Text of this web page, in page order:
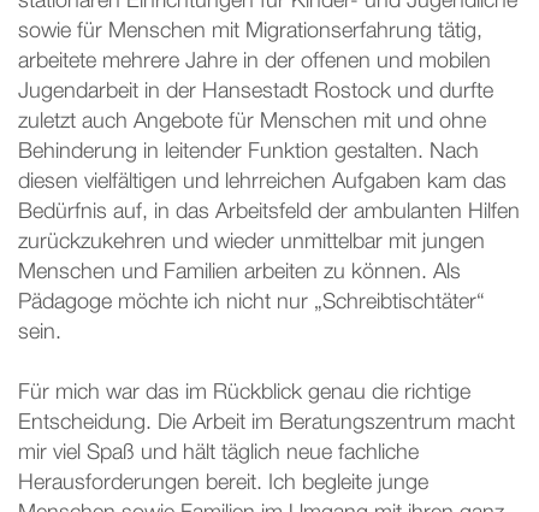
sowie für Menschen mit Migrationserfahrung tätig,
arbeitete mehrere Jahre in der offenen und mobilen
Jugendarbeit in der Hansestadt Rostock und durfte
zuletzt auch Angebote für Menschen mit und ohne
Behinderung in leitender Funktion gestalten. Nach
diesen vielfältigen und lehrreichen Aufgaben kam das
Bedürfnis auf, in das Arbeitsfeld der ambulanten Hilfen
zurückzukehren und wieder unmittelbar mit jungen
Menschen und Familien arbeiten zu können. Als
Pädagoge möchte ich nicht nur „Schreibtischtäter“
sein.
Für mich war das im Rückblick genau die richtige
Entscheidung. Die Arbeit im Beratungszentrum macht
mir viel Spaß und hält täglich neue fachliche
Herausforderungen bereit. Ich begleite junge